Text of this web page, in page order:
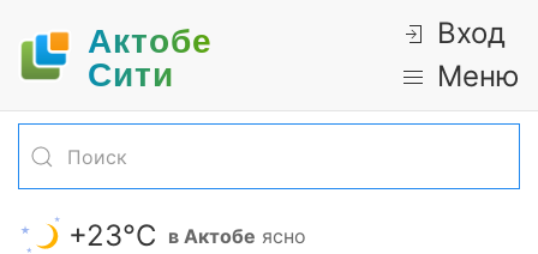
Актобе
Cити
Вход
Меню
+23°С в Актобе ясно